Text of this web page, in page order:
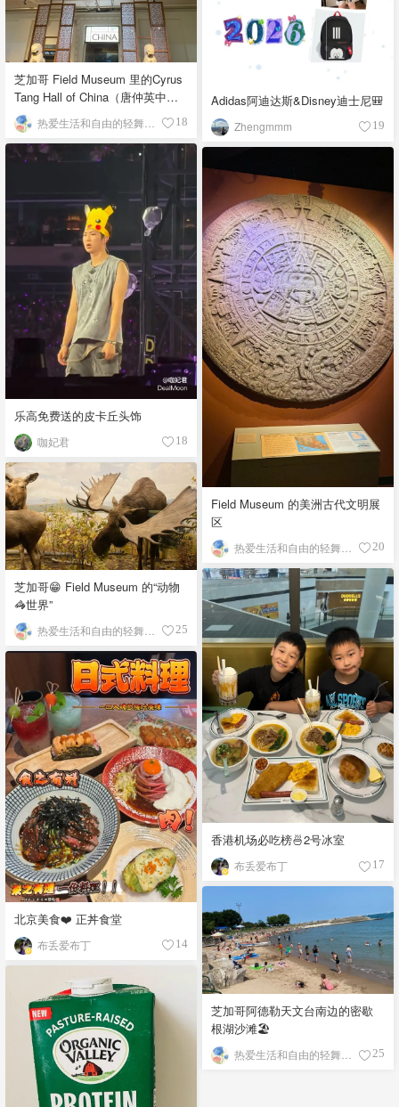
Adidas阿迪达斯&Disney迪士尼🎒
Zhengmmm 19
芝加哥 Field Museum 里的Cyrus
Tang Hall of China（唐仲英中国
馆）
18
乐高免费送的皮卡丘头饰
咖妃君 18
Field Museum 的美洲古代文明展
区
20
芝加哥😁 Field Museum 的“动物
🦓世界”
25
香港机场必吃榜🍜2号冰室
布丢爱布丁 17
北京美食❤️ 正丼食堂
布丢爱布丁 14
芝加哥阿德勒天文台南边的密歇
根湖沙滩🏖️
热爱生活和自由的轻舞飞扬 25